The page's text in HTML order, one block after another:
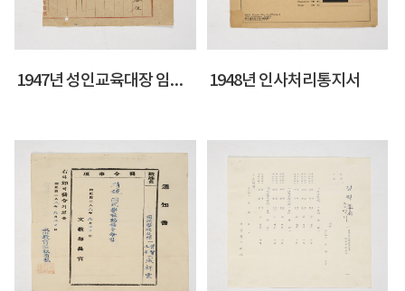
1947년 성인교육대장 임명장 1948년 인사처리통지서